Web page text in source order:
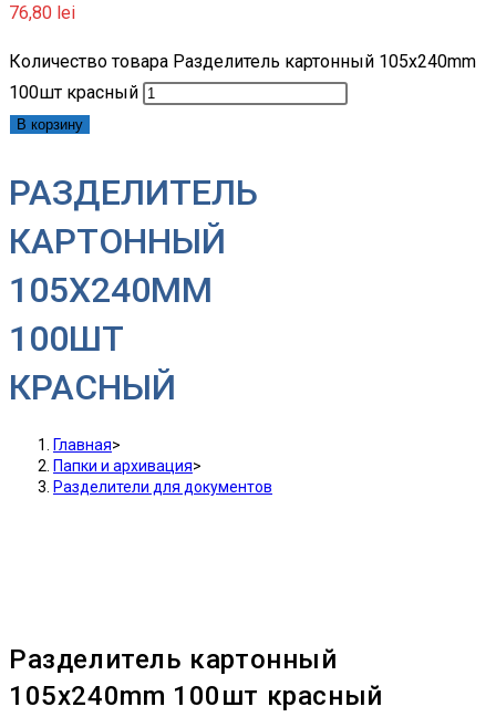
76,80 lei
Количество товара Разделитель картонный 105x240mm
100шт красный
В корзину
РАЗДЕЛИТЕЛЬ
КАРТОННЫЙ
105X240MM
100ШТ
КРАСНЫЙ
Главная>
Папки и архивация>
Разделители для документов
Разделитель картонный
105x240mm 100шт красный